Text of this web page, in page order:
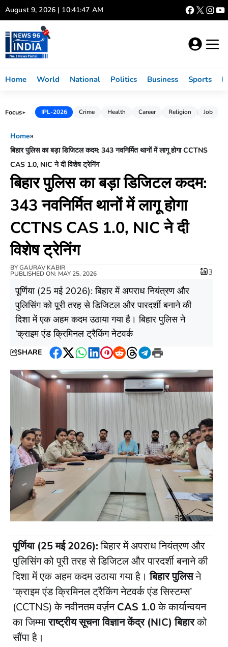
Skip
to
content
August 9, 2026 | 10:41:48 AM
Home World National Politics Business Sports
Focus► IPL-2026 Crime Health Career Religion Job
Home»
बिहार पुलिस का बड़ा डिजिटल कदम: 343 नवनिर्मित थानों में लागू होगा CCTNS
CAS 1.0, NIC ने दी विशेष ट्रेनिंग
बिहार पुलिस का बड़ा डिजिटल कदम:
343 नवनिर्मित थानों में लागू होगा
CCTNS CAS 1.0, NIC ने दी
विशेष ट्रेनिंग
BYGAURAV KABIR
PUBLISHED ON: MAY 25, 2026 3
​पूर्णिया (25 मई 2026): बिहार में अपराध नियंत्रण और
पुलिसिंग को पूरी तरह से डिजिटल और पारदर्शी बनाने की
दिशा में एक अहम कदम उठाया गया है। बिहार पुलिस ने
‘क्राइम एंड क्रिमिनल ट्रैकिंग नेटवर्क
SHARE
Facebook
Twitter
WhatsApp
LinkedIn
Pinterest
RedditThreads
Telegram
Print
पूर्णिया (25 मई 2026):बिहार में अपराध नियंत्रण और
पुलिसिंग को पूरी तरह से डिजिटल और पारदर्शी बनाने की
दिशा में एक अहम कदम उठाया गया है।बिहार पुलिसने
‘क्राइम एंड क्रिमिनल ट्रैकिंग नेटवर्क एंड सिस्टम्स’
(CCTNS) के नवीनतम वर्ज़नCAS 1.0के कार्यान्वयन
का जिम्माराष्ट्रीय सूचना विज्ञान केंद्र (NIC) बिहारको
सौंपा है।